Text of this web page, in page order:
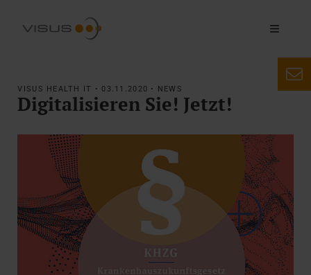
VISUS HEALTH IT • 03.11.2020 • NEWS
Digitalisieren Sie! Jetzt!